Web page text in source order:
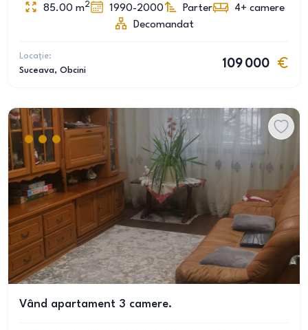
85.00 m2 1990-2000 Parter 4+ camere
Decomandat
Locație:
Suceava, Obcini
109 000
Vând apartament 3 camere.